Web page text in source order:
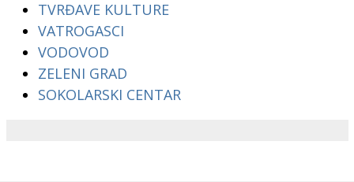
TVRĐAVE KULTURE
VATROGASCI
VODOVOD
ZELENI GRAD
SOKOLARSKI CENTAR